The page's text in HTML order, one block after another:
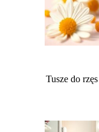
Tusze do